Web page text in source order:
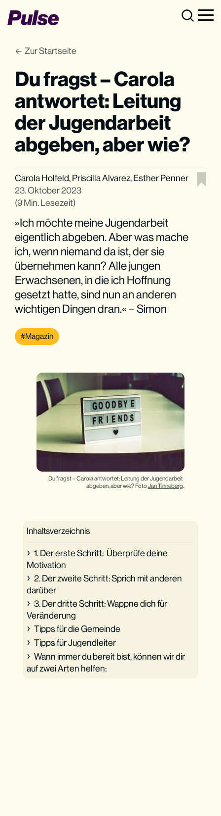
Zur Startseite
Du fragst – Carola
antwortet: Leitung
der Jugendarbeit
abgeben, aber wie?
Carola Holfeld,Priscilla Alvarez,Esther Penner
23. Oktober 2023
(9 Min. Lesezeit)
»Ich möchte meine Jugendarbeit
eigentlich abgeben. Aber was mache
ich, wenn niemand da ist, der sie
übernehmen kann? Alle jungen
Erwachsenen, in die ich Hoffnung
gesetzt hatte, sind nun an anderen
wichtigen Dingen dran.« – Simon
Magazin
Du fragst – Carola antwortet: Leitung der Jugendarbeit
abgeben, aber wie? Foto Jan Tinneberg.
Inhaltsverzeichnis
1. Der erste Schritt: Überprüfe deine
Motivation
2. Der zweite Schritt: Sprich mit anderen
darüber
3. Der dritte Schritt: Wappne dich für
Veränderung
Tipps für die Gemeinde
Tipps für Jugendleiter
Wann immer du bereit bist, können wir dir
auf zwei Arten helfen: